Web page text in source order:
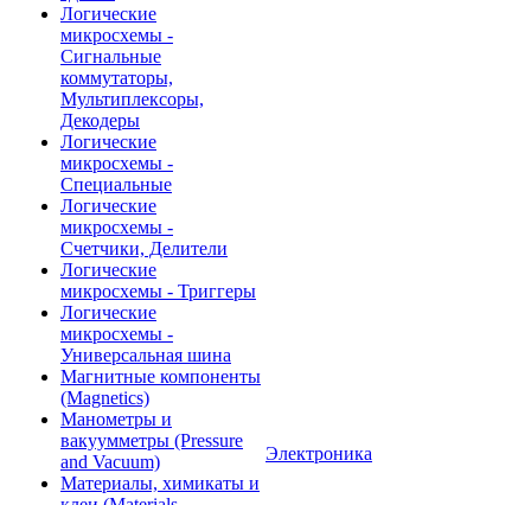
Логические
микросхемы -
Сигнальные
коммутаторы,
Мультиплексоры,
Декодеры
Логические
микросхемы -
Специальные
Логические
микросхемы -
Счетчики, Делители
Логические
микросхемы - Триггеры
Логические
микросхемы -
Универсальная шина
Магнитные компоненты
(Magnetics)
Манометры и
вакуумметры (Pressure
and Vacuum)
Материалы, химикаты и
Электроника